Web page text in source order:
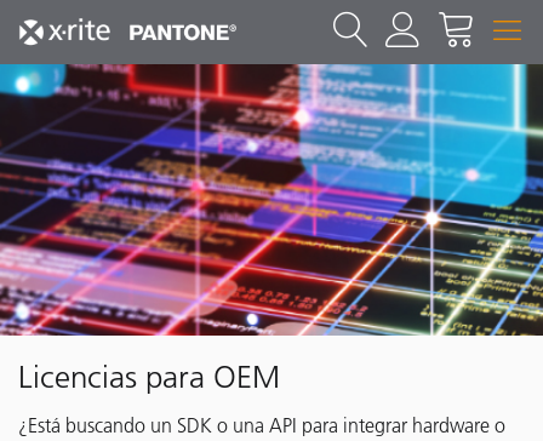
Licencias para OEM
¿Está buscando un SDK o una API para integrar hardware o